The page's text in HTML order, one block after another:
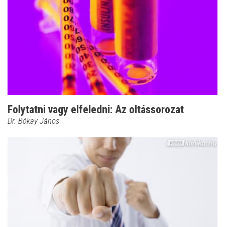
Folytatni vagy elfeledni: Az oltássorozat
Dr. Bókay János